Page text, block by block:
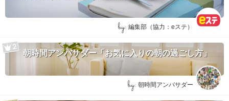
by: 編集部（協力：eステ）
朝時間アンバサダー「お気に入りの朝の過ごし方」
by: 朝時間アンバサダー